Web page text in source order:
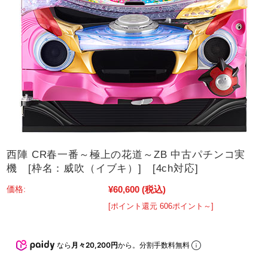
西陣 CR春一番～極上の花道～ZB 中古パチンコ実
機 [枠名：威吹（イブキ）] [4ch対応]
価格: ¥60,600 (税込)
[ポイント還元 606ポイント～]
なら 月々20,200円から。分割手数料無料